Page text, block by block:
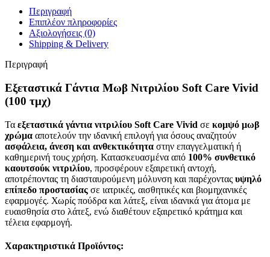
Περιγραφή
Επιπλέον πληροφορίες
Αξιολογήσεις (0)
Shipping & Delivery
Περιγραφή
Εξεταστικά Γάντια Μωβ Νιτριλίου Soft Care Vivid
(100 τμχ)
Τα εξεταστικά γάντια νιτριλίου Soft Care Vivid σε κομψό μωβ
χρώμα αποτελούν την ιδανική επιλογή για όσους αναζητούν
ασφάλεια, άνεση και ανθεκτικότητα στην επαγγελματική ή
καθημερινή τους χρήση. Κατασκευασμένα από 100% συνθετικό
καουτσούκ νιτριλίου, προσφέρουν εξαιρετική αντοχή,
αποτρέποντας τη διασταυρούμενη μόλυνση και παρέχοντας υψηλό
επίπεδο προστασίας σε ιατρικές, αισθητικές και βιομηχανικές
εφαρμογές. Χωρίς πούδρα και λάτεξ, είναι ιδανικά για άτομα με
ευαισθησία στο λάτεξ, ενώ διαθέτουν εξαιρετικό κράτημα και
τέλεια εφαρμογή.
Χαρακτηριστικά Προϊόντος: